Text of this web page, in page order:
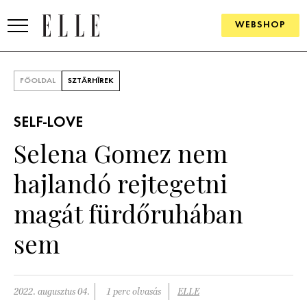
WEBSHOP
SZÉPSÉG
KULTÚRA
PÁRKAPCSOLAT
FŐOLDAL SZTÁRHÍREK
SELF-LOVE
Selena Gomez nem
hajlandó rejtegetni
magát fürdőruhában
sem
2022. augusztus 04. 1 perc olvasás ELLE